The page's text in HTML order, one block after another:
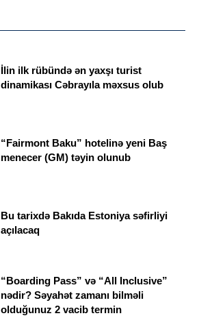
İlin ilk rübündə ən yaxşı turist
dinamikası Cəbrayıla məxsus olub
“Fairmont Baku” hotelinə yeni Baş
menecer (GM) təyin olunub
Bu tarixdə Bakıda Estoniya səfirliyi
açılacaq
“Boarding Pass” və “All Inclusive”
nədir? Səyahət zamanı bilməli
olduğunuz 2 vacib termin